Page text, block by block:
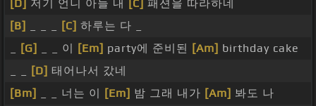
[D] 저기 언니 아들 내 [C] 패션을 따라하네
[B]
[C] 하루는 다 _
[G] _ _ 이 [Em] party에 준비된 [Am] birthday cake
[D] 태어나서 갔네
[Bm]
_ _ 너는 이 [Em] 밤 그래 내가 [Am] 봐도 나